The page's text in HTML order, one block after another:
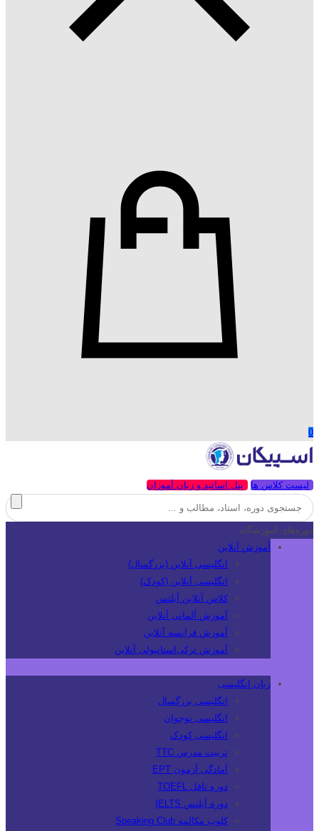
0
لیست کلاس ها پنل اساتید و زبان آموزان
دوره‌های آموزشگاه
آموزش آنلاین
انگلیسی آنلاین (بزرگسال)
انگلیسی آنلاین (کودک)
کلاس آنلاین آیلتس
آموزش آلمانی آنلاین
آموزش فرانسه آنلاین
آموزش ترکی‌استانبولی آنلاین
زبان انگلیسی
انگلیسی بزرگسال
انگلیسی نوجوان
انگلیسی کودک
تربیت مدرس TTC
آمادگی آزمون EPT
دوره تافل TOEFL
دوره آیلتس IELTS
کلوپ مکالمه Speaking Club